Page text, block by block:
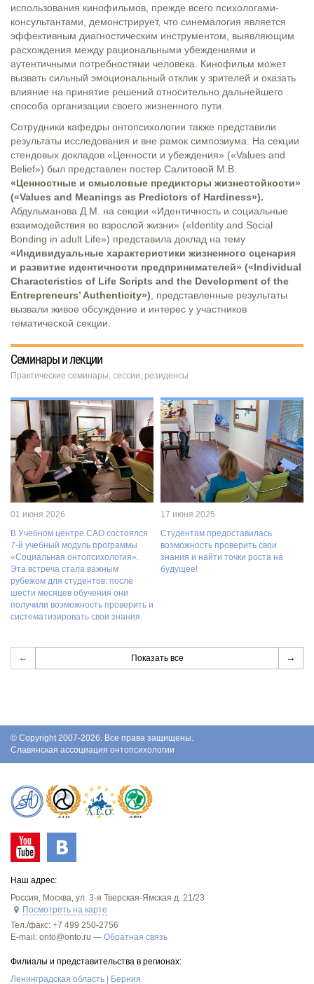
использования кинофильмов, прежде всего психологами-
консультантами, демонстрирует, что синемалогия является
эффективным диагностическим инструментом, выявляющим
расхождения между рациональными убеждениями и
аутентичными потребностями человека. Кинофильм может
вызвать сильный эмоциональный отклик у зрителей и оказать
влияние на принятие решений относительно дальнейшего
способа организации своего жизненного пути.
Сотрудники кафедры онтопсихологии также представили
результаты исследования и вне рамок симпозиума. На секции
стендовых докладов «Ценности и убеждения» («Values and
Belief») был представлен постер Салитовой М.В.
«Ценностные и смысловые предикторы жизнестойкости»
(«Values and Meanings as Predictors of Hardiness»).
Абдульманова Д.М. на секции «Идентичность и социальные
взаимодействия во взрослой жизни» («Identity and Social
Bonding in adult Life») представила доклад на тему
«Индивидуальные характеристики жизненного сценария
и развитие идентичности предпринимателей» («Individual
Characteristics of Life Scripts and the Development of the
Entrepreneurs’ Authenticity») , представленные результаты
вызвали живое обсуждение и интерес у участников
тематической секции.
Семинары и лекции
Практические семинары, сессии, резиденсы
01 июня 2026
В Учебном центре САО состоялся
7-й учебный модуль программы
«Социальная онтопсихология».
Эта встреча стала важным
рубежом для студентов: после
шести месяцев обучения они
получили возможность проверить и
систематизировать свои знания.
17 июня 2025
Студентам предоставилась
возможность проверить свои
знания и найти точки роста на
будущее!
← Показать все →
© Copyright 2007-2026. Все права защищены.
Славянская ассоциация онтопсихологии
Наш адрес:
Россия Москва ул. 3-я Тверская-Ямская д. 21/23
Посмотреть на карте
Тел./факс: +7 499 250-2756
E-mail: onto@onto.ru — Обратная связь
Филиалы и представительства в регионах:
Ленинградская область | Берния